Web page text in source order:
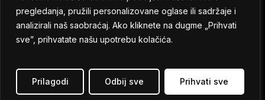
pregledanja, pružili personalizovane oglase ili sadržaje i
analizirali naš saobraćaj. Ako kliknete na dugme „Prihvati
sve”, prihvatate našu upotrebu kolačića.
Prilagodi Odbij sve Prihvati sve
© 2024 No Sleep Festival
Sva prava zadržana.